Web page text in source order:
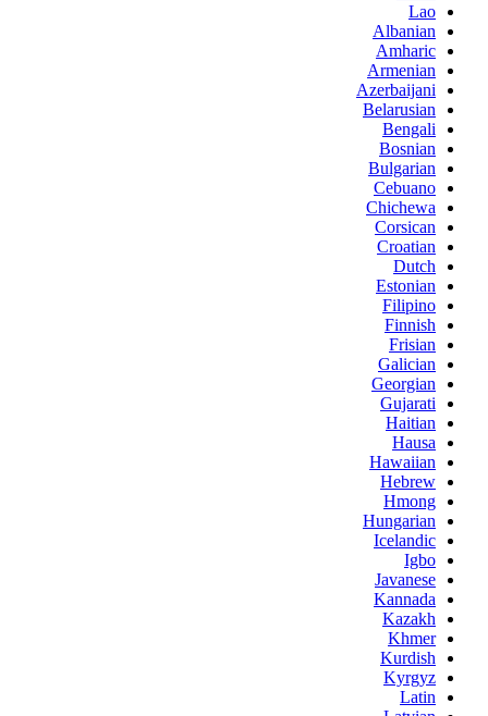
Lao
Albanian
Amharic
Armenian
Azerbaijani
Belarusian
Bengali
Bosnian
Bulgarian
Cebuano
Chichewa
Corsican
Croatian
Dutch
Estonian
Filipino
Finnish
Frisian
Galician
Georgian
Gujarati
Haitian
Hausa
Hawaiian
Hebrew
Hmong
Hungarian
Icelandic
Igbo
Javanese
Kannada
Kazakh
Khmer
Kurdish
Kyrgyz
Latin